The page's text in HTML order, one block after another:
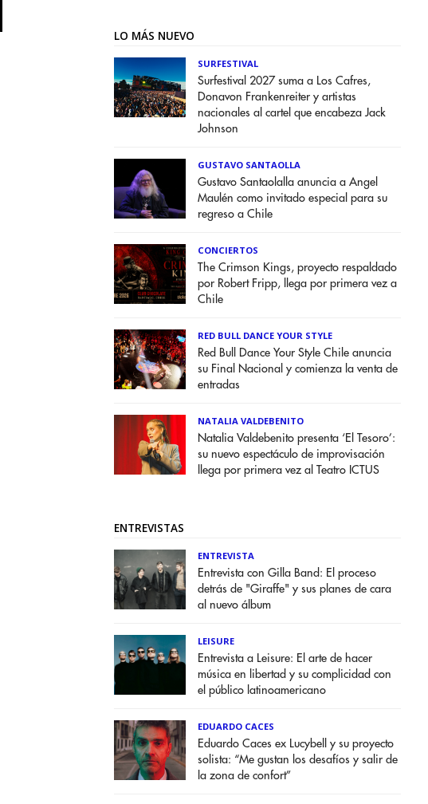
LO MÁS NUEVO
SURFESTIVAL
Surfestival 2027 suma a Los Cafres,
Donavon Frankenreiter y artistas
nacionales al cartel que encabeza Jack
Johnson
GUSTAVO SANTAOLLA
Gustavo Santaolalla anuncia a Angel
Maulén como invitado especial para su
regreso a Chile
CONCIERTOS
The Crimson Kings, proyecto respaldado
por Robert Fripp, llega por primera vez a
Chile
RED BULL DANCE YOUR STYLE
Red Bull Dance Your Style Chile anuncia
su Final Nacional y comienza la venta de
entradas
NATALIA VALDEBENITO
Natalia Valdebenito presenta ‘El Tesoro’:
su nuevo espectáculo de improvisación
llega por primera vez al Teatro ICTUS
ENTREVISTAS
ENTREVISTA
Entrevista con Gilla Band: El proceso
detrás de "Giraffe" y sus planes de cara
al nuevo álbum
LEISURE
Entrevista a Leisure: El arte de hacer
música en libertad y su complicidad con
el público latinoamericano
EDUARDO CACES
Eduardo Caces ex Lucybell y su proyecto
solista: “Me gustan los desafíos y salir de
la zona de confort”